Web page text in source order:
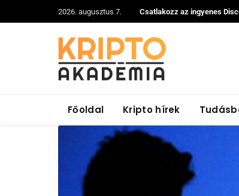
2026. augusztus 7. Csatlakozz az ingyenes
Főoldal Kripto hírek